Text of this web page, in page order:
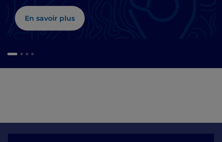
En savoir plus